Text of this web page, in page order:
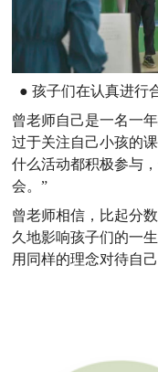
● 孩子们在认真进行
曾老师自己是一名一
过于关注自己小孩的
什么活动都积极参与
会。”
曾老师相信，比起分
久地影响孩子们的一
用同样的理念对待自己